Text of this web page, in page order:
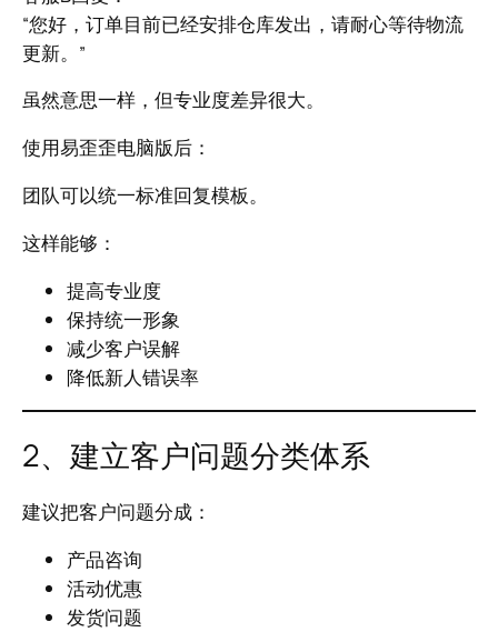
“您好，订单目前已经安排仓库发出，请耐心等待物流
更新。”
虽然意思一样，但专业度差异很大。
使用易歪歪电脑版后：
团队可以统一标准回复模板。
这样能够：
提高专业度
保持统一形象
减少客户误解
降低新人错误率
2、建立客户问题分类体系
建议把客户问题分成：
产品咨询
活动优惠
发货问题